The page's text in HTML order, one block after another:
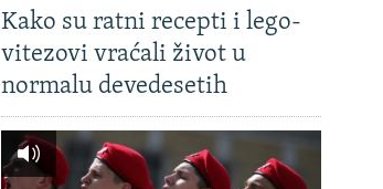
Kako su ratni recepti i lego-
vitezovi vraćali život u
normalu devedesetih